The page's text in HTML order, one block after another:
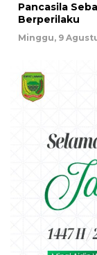
Pancasila
Berperilaku
Minggu, 9